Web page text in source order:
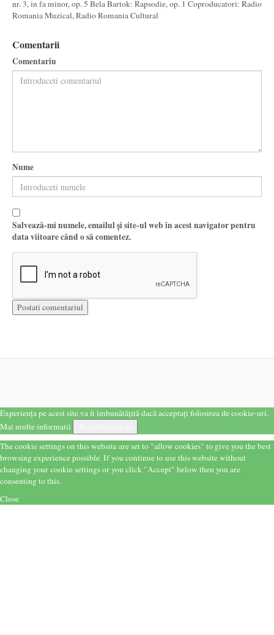
nr. 3, in fa minor, op. 5 Bela Bartok: Rapsodie, op. 1 Coproducatori: Radio
Romania Muzical, Radio Romania Cultural
Comentarii
Comentariu
Nume
Salvează-mi numele, emailul și site-ul web în acest navigator pentru
data viitoare când o să comentez.
Experiența pe acest site va fi îmbunătățită dacă acceptați folosirea de cookie-uri.
Mai multe informatii
The cookie settings on this website are set to "allow cookies" to give you the best
browsing experience possible. If you continue to use this website without
changing your cookie settings or you click "Accept" below then you are
consenting to this.
Close